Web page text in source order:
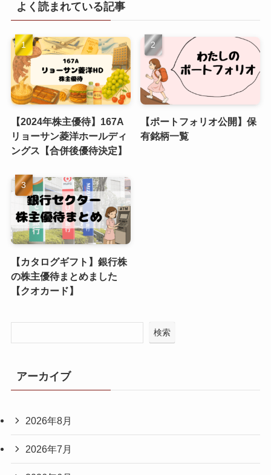
よく読まれている記事
【2024年株主優待】167A
リョーサン菱洋ホールディ
ングス【合併後優待決定】
【ポートフォリオ公開】保
有銘柄一覧
【カタログギフト】銀行株
の株主優待まとめました
【クオカード】
検索
アーカイブ
2026年8月
2026年7月